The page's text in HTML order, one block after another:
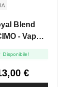
Blend
- Vape
Disponibile!
€